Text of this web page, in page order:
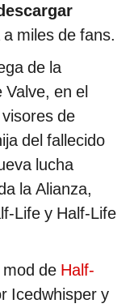
miles de fans.
de la
Valve, en el
de
del fallecido
lucha
la Alianza,
Life y Half-Life
de Half-
Icedwhisper y